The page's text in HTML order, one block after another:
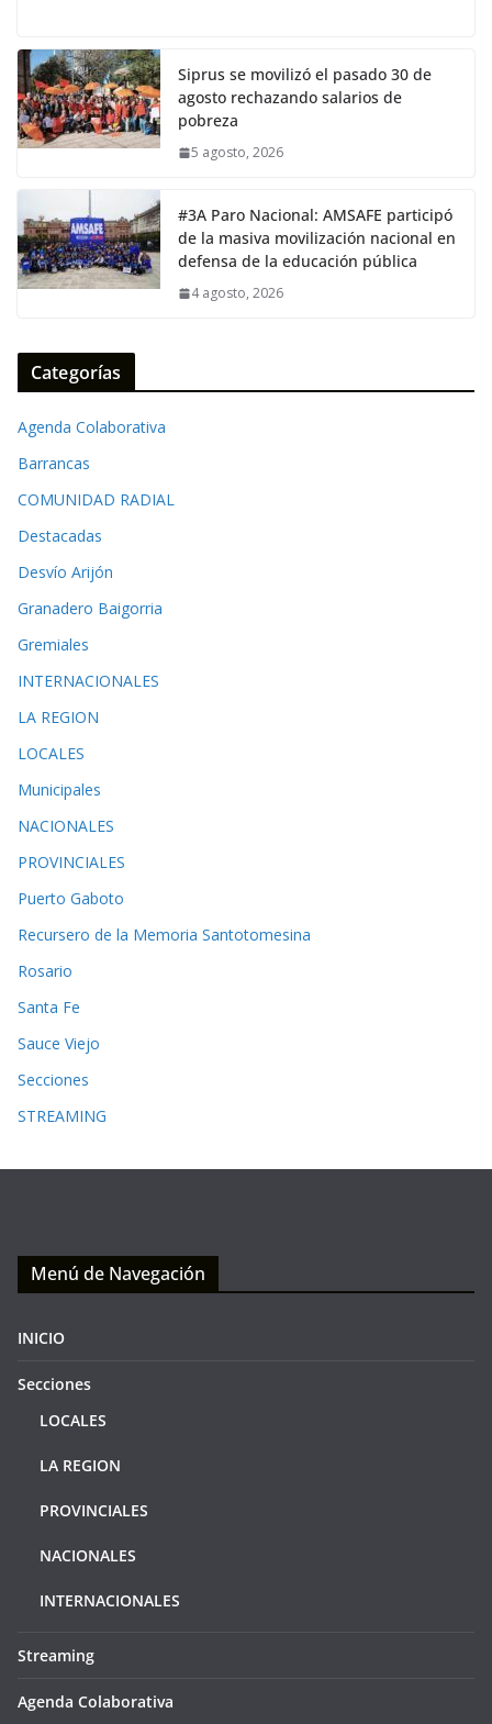
e
b
o
o
k
itt
er s
A
p
y
Li
n
Siprus se movilizó el pasado 30 de
agosto rechazando salarios de
pobreza
5 agosto, 2026
#3A Paro Nacional: AMSAFE participó
de la masiva movilización nacional en
defensa de la educación pública
4 agosto, 2026
Categorías
Agenda Colaborativa
Barrancas
COMUNIDAD RADIAL
Destacadas
Desvío Arijón
Granadero Baigorria
Gremiales
INTERNACIONALES
LA REGION
LOCALES
Municipales
NACIONALES
PROVINCIALES
Puerto Gaboto
Recursero de la Memoria Santotomesina
Rosario
Santa Fe
Sauce Viejo
Secciones
STREAMING
Menú de Navegación
INICIO
Secciones
LOCALES
LA REGION
PROVINCIALES
NACIONALES
INTERNACIONALES
Streaming
Agenda Colaborativa